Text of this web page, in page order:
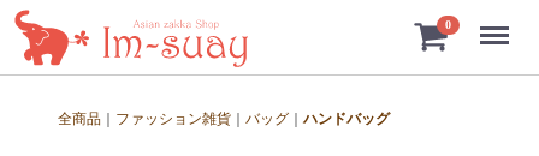
0 Menu
全商品 ファッション雑貨 バッグ ハンドバッグ